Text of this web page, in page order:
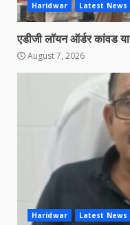
Haridwar Latest News
एडीजी लॉयन ऑर्डर कांवड
August 7, 2026
Haridwar Latest News